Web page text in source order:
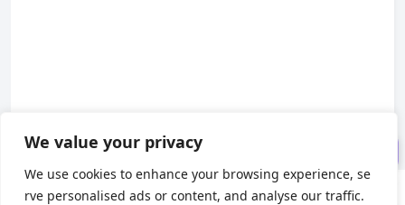
We value your privacy
We use cookies to enhance your browsing experience, se
rve personalised ads or content, and analyse our traffic.
新的 Language Services 微件
框架和技术